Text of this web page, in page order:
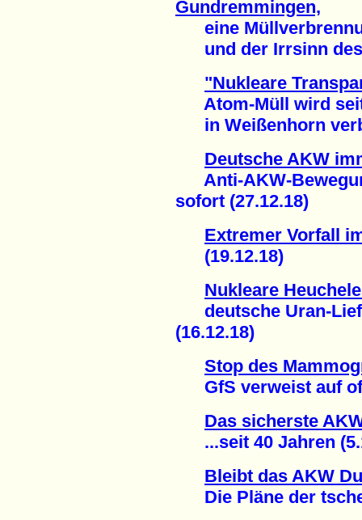
Gundremmingen,
eine
und der Irrsinn des
"Nukleare
Atom-Müll wird
in Weißenhorn
Deutsche AKW
Anti-AKW-
sofort (27.12.18)
Extremer Vorfall
(19.12.18)
Nukleare
deutsche Uran-
(16.12.18)
Stop des
GfS verweist auf
Das sicherste
...seit 40 Jahren
Bleibt das AKW
Die Pläne der